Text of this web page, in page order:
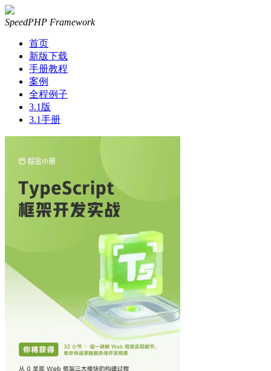
SpeedPHP Framework
首页
新版下载
手册教程
案例
全程例子
3.1版
3.1手册